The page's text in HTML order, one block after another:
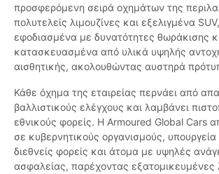
προσφερόμενη σειρά οχημάτων της
πολυτελείς λιμουζίνες και εξελιγμένα
εφοδιασμένα με δυνατότητες θωράκισης
κατασκευασμένα από υλικά υψηλής
αισθητικής, ακολουθώντας αυστηρά
Κάθε όχημα της εταιρείας περνάει από
βαλλιστικούς ελέγχους και λαμβάνει
εθνικούς φορείς. Η Armoured Global Cars
σε κυβερνητικούς οργανισμούς,
διεθνείς φορείς και άτομα με υψηλές
ασφαλείας, παρέχοντας εξατομικευμένες